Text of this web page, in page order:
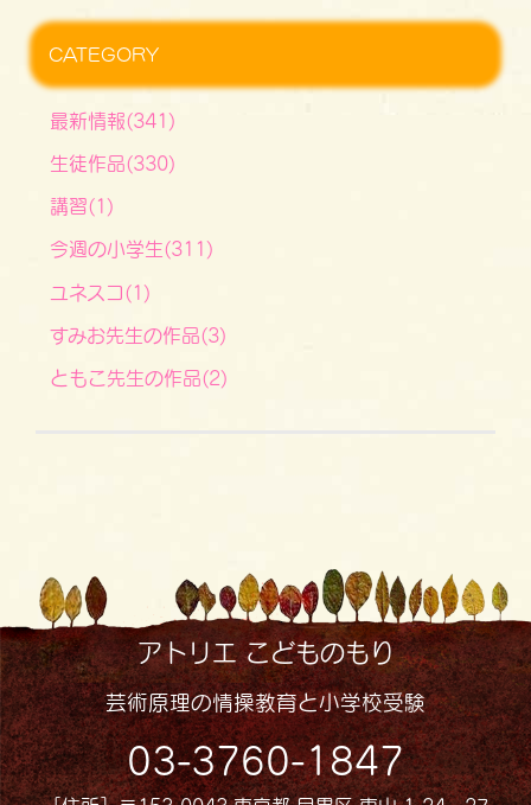
CATEGORY
最新情報(341)
生徒作品(330)
講習(1)
今週の小学生(311)
ユネスコ(1)
すみお先生の作品(3)
ともこ先生の作品(2)
アトリエ こどものもり
芸術原理の情操教育と小学校受験
03-3760-1847